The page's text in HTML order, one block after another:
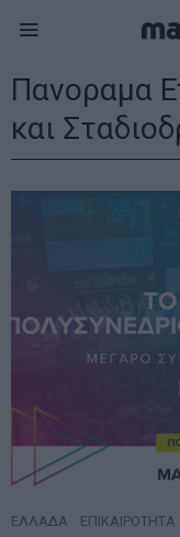
Πανοραμα
και
ΕΛΛΑΔΑ ΕΠΙΚΑΙΡΟΤΗΤΑ